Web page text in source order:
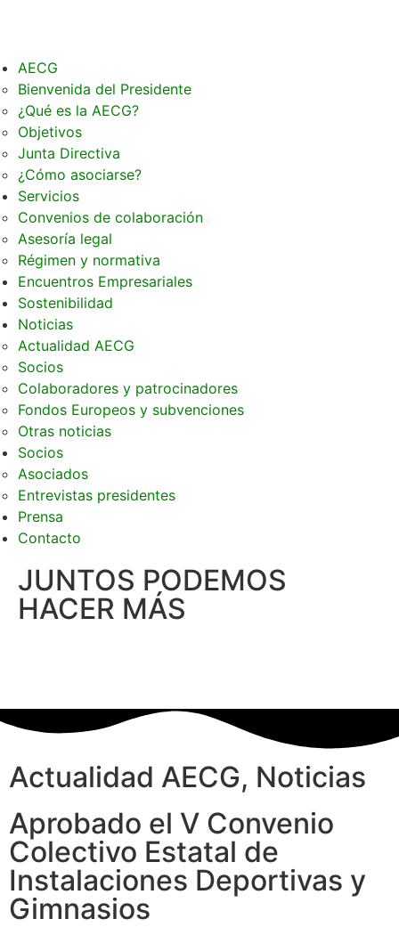
AECG
Bienvenida del Presidente
¿Qué es la AECG?
Objetivos
Junta Directiva
¿Cómo asociarse?
Servicios
Convenios de colaboración
Asesoría legal
Régimen y normativa
Encuentros Empresariales
Sostenibilidad
Noticias
Actualidad AECG
Socios
Colaboradores y patrocinadores
Fondos Europeos y subvenciones
Otras noticias
Socios
Asociados
Entrevistas presidentes
Prensa
Contacto
JUNTOS PODEMOS
HACER MÁS
Actualidad AECG, Noticias
Aprobado el V Convenio
Colectivo Estatal de
Instalaciones Deportivas y
Gimnasios